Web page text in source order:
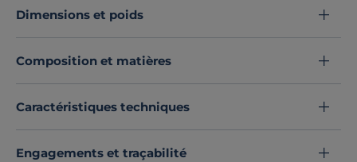
Découvrez toute notre sélection :
Dimensions et poids
Composition et matières
Caractéristiques techniques
Engagements et traçabilité